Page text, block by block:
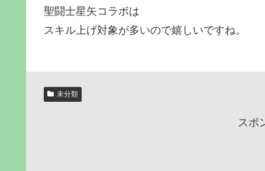
聖闘士星矢コラボは
スキル上げ対象が多いので嬉しいですね。
未分類
スポ